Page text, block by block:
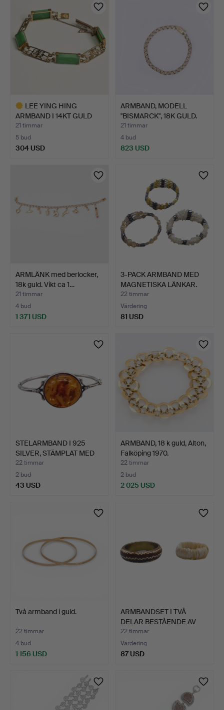
LEE YING HING
ARMBAND I 14KT GULD
OCH JADE…
21 timmar
5 bud
304 USD
ARMBAND, MODELL
"BISMARCK", 18K GULD.
21 timmar
4 bud
823 USD
ARMLÄNK med berlocker,
18k guld. Vikt ca 1…
21 timmar
4 bud
1 371 USD
3-PACK ARMBAND MED
MAGNETISKA LÄNKAR.
22 timmar
Värdering
81 USD
STELARMBAND I 925
SILVER, STÄMPLAT MED
BÄR…
22 timmar
2 bud
43 USD
ARMBAND, 18 k guld, Alton,
Falköping 1970.
22 timmar
2 bud
2 025 USD
Två armband i guld.
22 timmar
4 bud
1 156 USD
ARMBANDSET I TVÅ
DELAR BESTÅENDE AV
ARMRIN…
22 timmar
Värdering
87 USD